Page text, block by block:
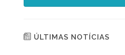
ÚLTIMAS NOTÍCIAS